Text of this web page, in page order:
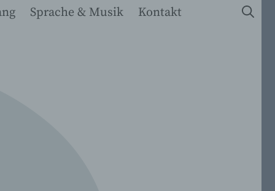
Sprache & Musik Kontakt